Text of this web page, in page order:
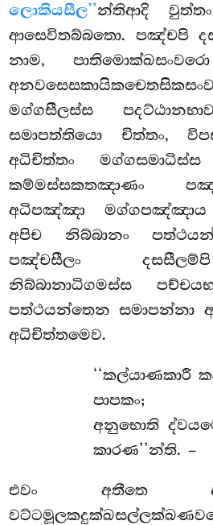
ලොකියසීල’’න්තිආදි
ආසෙවිතබ්බතො. පඤ්චපි
නාම,
මග්ගසීලස්ස
සමාපත්තියො චිත්තං,
අධිචිත්තං මග්ගසමාධිස්ස
කම්මස්සකතඤාණං
අධිපඤ්ඤා මග්ගපඤ්ඤාය
අපිච නිබ්බානං
පඤ්චසීලං
නිබ්බානාධිගමස්ස
පත්ථයන්තෙන සමාපන්නා
අධිචිත්තමෙව.
‘‘කල්යාණකාරී
පාපකං;
අනුභොති
කාරණ’’න්ති. –
එවං අතීතෙ